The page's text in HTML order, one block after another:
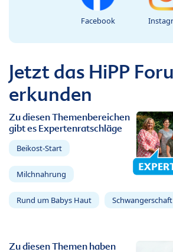
Facebook
Jetzt das HiPP
erkunden
Zu diesen Themenbereichen
gibt es Expertenratschläge
Beikost-Start
Milchnahrung
Rund um Babys Haut Schwangerschaft
Zu diesen Themen haben